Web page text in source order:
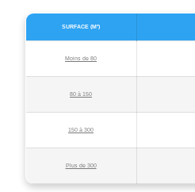
SURFACE (M²)
Moins de 80
80 à 150
150 à 300
Plus de 300